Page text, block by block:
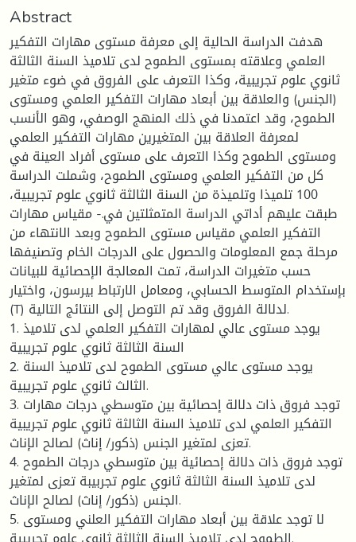
Abstract
هدفت الدراسة الحالية إلى معرفة مستوى مهارات التفكير
العلمي وعلاقته بمستوى الطموح لدى تلاميذ السنة الثالثة
ثانوي علوم تجريبية، وكذا التعرف على الفروق في ضوء متغير
(الجنس) والعلاقة بين أبعاد مهارات التفكير العلمي ومستوى
الطموح، وقد اعتمدنا في ذلك المنهج الوصفي، وهو الأنسب
لمعرفة العلاقة بين المتغيرين مهارات التفكير العلمي
ومستوى الطموح وكذا التعرف على مستوى أفراد العينة في
كل من التفكير العلمي ومستوى الطموح، وشملت الدراسة
100 تلميذا وتلميذة من السنة الثالثة ثانوي علوم تجريبية،
طبقت عليهم أداتي الدراسة المتمثلتين في.- مقياس مهارات
التفكير العلمي مقياس مستوى الطموح وبعد الانتهاء من
مرحلة جمع المعلومات والحصول على الدرجات الخام وتصنيفها
حسب متغيرات الدراسة، تمت المعالجة الإحصائية للبيانات
بإستخدام المتوسط الحسابي، ومعامل الارتباط بيرسون، واختيار
(T) لدلالة الفروق وقد تم التوصل إلى النتائج التالية.
1. يوجد مستوى عالي لمهارات التفكير العلمي لدى تلاميذ
السنة الثالثة ثانوي علوم تجريبية
2. يوجد مستوى عالي مستوى الطموح لدى تلاميذ السنة
الثالث ثانوي علوم تجريبية.
3. توجد فروق ذات دلالة إحصائية بين متوسطي درجات مهارات
التفكير العلمي لدى تلاميذ السنة الثالثة ثانوي علوم تجريبية
تعزى لمتغير الجنس (ذكور/ إناث) لصالح الإناث.
4. توجد فروق ذات دلالة إحصائية بين متوسطي درجات الطموح
لدى تلاميذ السنة الثالثة ثانوي علوم تجربيبة تعزى لمتغير
الجنس (ذكور/ إناث) لصالح الإناث.
5. لا توجد علاقة بين أبعاد مهارات التفكير العلني ومستوى